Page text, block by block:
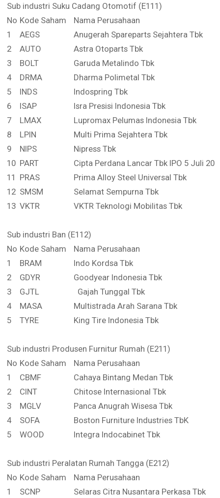
Sub industri Suku Cadang Otomotif (E111)
No Kode Saham
Nama Perusahaan
1
AEGS
Anugerah Spareparts Sejahtera Tbk
2
AUTO
Astra Otoparts Tbk
3
BOLT
Garuda Metalindo Tbk
4
DRMA
Dharma Polimetal Tbk
5
INDS
Indospring Tbk
6
ISAP
Isra Presisi Indonesia Tbk
7
LMAX
Lupromax Pelumas Indonesia Tbk
8
LPIN
Multi Prima Sejahtera Tbk
9
NIPS
Nipress Tbk
10 PART
Cipta Perdana Lancar Tbk IPO 5 Juli
11 PRAS
Prima Alloy Steel Universal Tbk
12 SMSM
Selamat Sempurna Tbk
13 VKTR VKTR Teknologi Mobilitas Tbk
Sub industri Ban (E112)
No Kode Saham
Nama Perusahaan
1
BRAM
Indo Kordsa Tbk
2
GDYR
Goodyear Indonesia Tbk
3
GJTL
Gajah Tunggal Tbk
4
MASA
Multistrada Arah Sarana Tbk
5
TYRE King Tire Indonesia Tbk
Sub industri Produsen Furnitur Rumah (E211)
No Kode Saham
Nama Perusahaan
1
CBMF
Cahaya Bintang Medan Tbk
2
CINT
Chitose Internasional Tbk
3
MGLV
Panca Anugrah Wisesa Tbk
4
SOFA
Boston Furniture Industries TbK
5
WOOD Integra Indocabinet Tbk
Sub industri Peralatan Rumah Tangga (E212)
No Kode Saham
Nama Perusahaan
1
SCNP Selaras Citra Nusantara Perkasa Tbk